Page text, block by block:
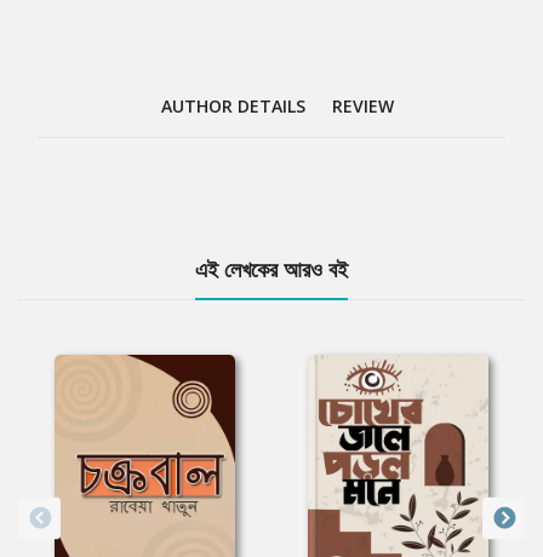
AUTHOR DETAILS REVIEW
এই লেখকের আরও বই